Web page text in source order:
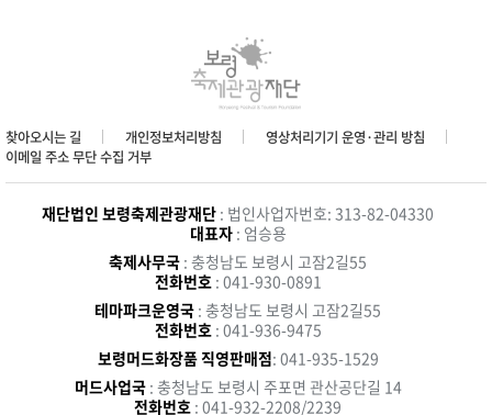
찾아오시는 길 개인정보처리방침
영상처리기기 운영·관리 방침
이메일 주소 무단 수집 거부
재단법인 보령축제관광재단 : 법인사업자번호: 313-82-04330
대표자: 엄승용
축제사무국 : 충청남도 보령시 고잠2길55
전화번호 : 041-930-0891
테마파크운영국 : 충청남도 보령시 고잠2길55
전화번호 : 041-936-9475
보령머드화장품 직영판매점: 041-935-1529
머드사업국 : 충청남도 보령시 주포면 관산공단길 14
전화번호 : 041-932-2208/2239